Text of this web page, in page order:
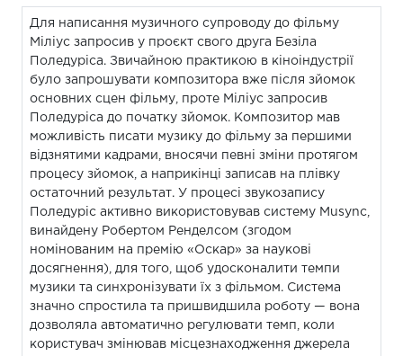
Для написання музичного супроводу до фільму
Міліус запросив у проєкт свого друга Безіла
Поледуріса. Звичайною практикою в кіноіндустрії
було запрошувати композитора вже після зйомок
основних сцен фільму, проте Міліус запросив
Поледуріса до початку зйомок. Композитор мав
можливість писати музику до фільму за першими
відзнятими кадрами, вносячи певні зміни протягом
процесу зйомок, а наприкінці записав на плівку
остаточний результат. У процесі звукозапису
Поледуріс активно використовував систему Musync,
винайдену Робертом Ренделсом (згодом
номінованим на премію «Оскар» за наукові
досягнення), для того, щоб удосконалити темпи
музики та синхронізувати їх з фільмом. Система
значно спростила та пришвидшила роботу — вона
дозволяла автоматично регулювати темп, коли
користувач змінював місцезнаходження джерела